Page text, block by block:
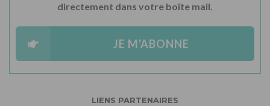
directement dans votre boîte mail.
JE M'ABONNE
LIENS PARTENAIRES